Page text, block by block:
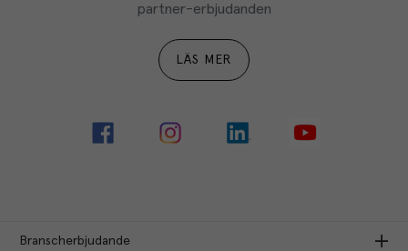
partner-erbjudanden
LÄS MER
Branscherbjudande